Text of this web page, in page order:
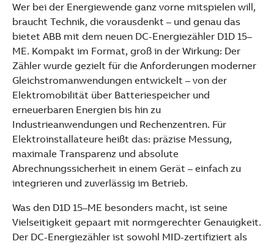
Suggestions
Products
See more products
Shopping list preview
Wer bei der Energiewende ganz vorne mitspielen will,
braucht Technik, die vorausdenkt – und genau das
bietet ABB mit dem neuen DC-Energiezähler D1D 15–
ME. Kompakt im Format, groß in der Wirkung: Der
Zähler wurde gezielt für die Anforderungen moderner
Gleichstromanwendungen entwickelt – von der
Elektromobilität über Batteriespeicher und
erneuerbaren Energien bis hin zu
Industrieanwendungen und Rechenzentren. Für
Elektroinstallateure heißt das: präzise Messung,
maximale Transparenz und absolute
Abrechnungssicherheit in einem Gerät – einfach zu
integrieren und zuverlässig im Betrieb.
Was den D1D 15–ME besonders macht, ist seine
Vielseitigkeit gepaart mit normgerechter Genauigkeit.
Der DC-Energiezähler ist sowohl MID-zertifiziert als